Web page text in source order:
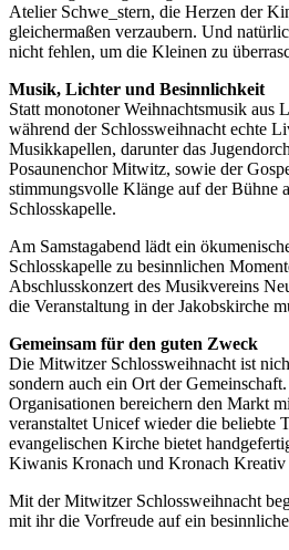
Atelier Schwe_stern, die Herzen der
gleichermaßen verzaubern. Und
nicht fehlen, um die Kleinen zu
Musik, Lichter und Besinnlichkeit
Statt monotoner Weihnachtsmusik aus
während der Schlossweihnacht echte
Musikkapellen, darunter das
Posaunenchor Mitwitz, sowie der
stimmungsvolle Klänge auf der Bühne
Schlosskapelle.
Am Samstagabend lädt ein
Schlosskapelle zu besinnlichen
Abschlusskonzert des Musikvereins
die Veranstaltung in der Jakobskirche
Gemeinsam für den guten Zweck
Die Mitwitzer Schlossweihnacht ist
sondern auch ein Ort der
Organisationen bereichern den Markt
veranstaltet Unicef wieder die beliebte
evangelischen Kirche bietet
Kiwanis Kronach und Kronach Kreativ
Mit der Mitwitzer Schlossweihnacht
mit ihr die Vorfreude auf ein